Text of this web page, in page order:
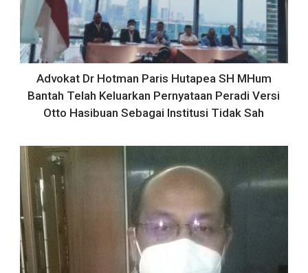
Advokat Dr Hotman Paris Hutapea SH MHum
Bantah Telah Keluarkan Pernyataan Peradi Versi
Otto Hasibuan Sebagai Institusi Tidak Sah